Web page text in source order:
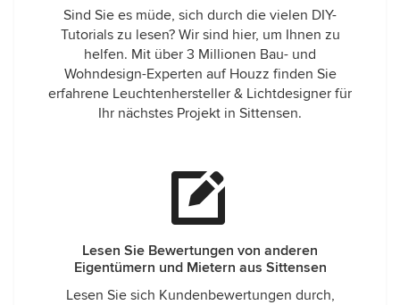
Sind Sie es müde, sich durch die vielen DIY-
Tutorials zu lesen? Wir sind hier, um Ihnen zu
helfen. Mit über 3 Millionen Bau- und
Wohndesign-Experten auf Houzz finden Sie
erfahrene Leuchtenhersteller & Lichtdesigner für
Ihr nächstes Projekt in Sittensen.
Lesen Sie Bewertungen von anderen
Eigentümern und Mietern aus Sittensen
Lesen Sie sich Kundenbewertungen durch,